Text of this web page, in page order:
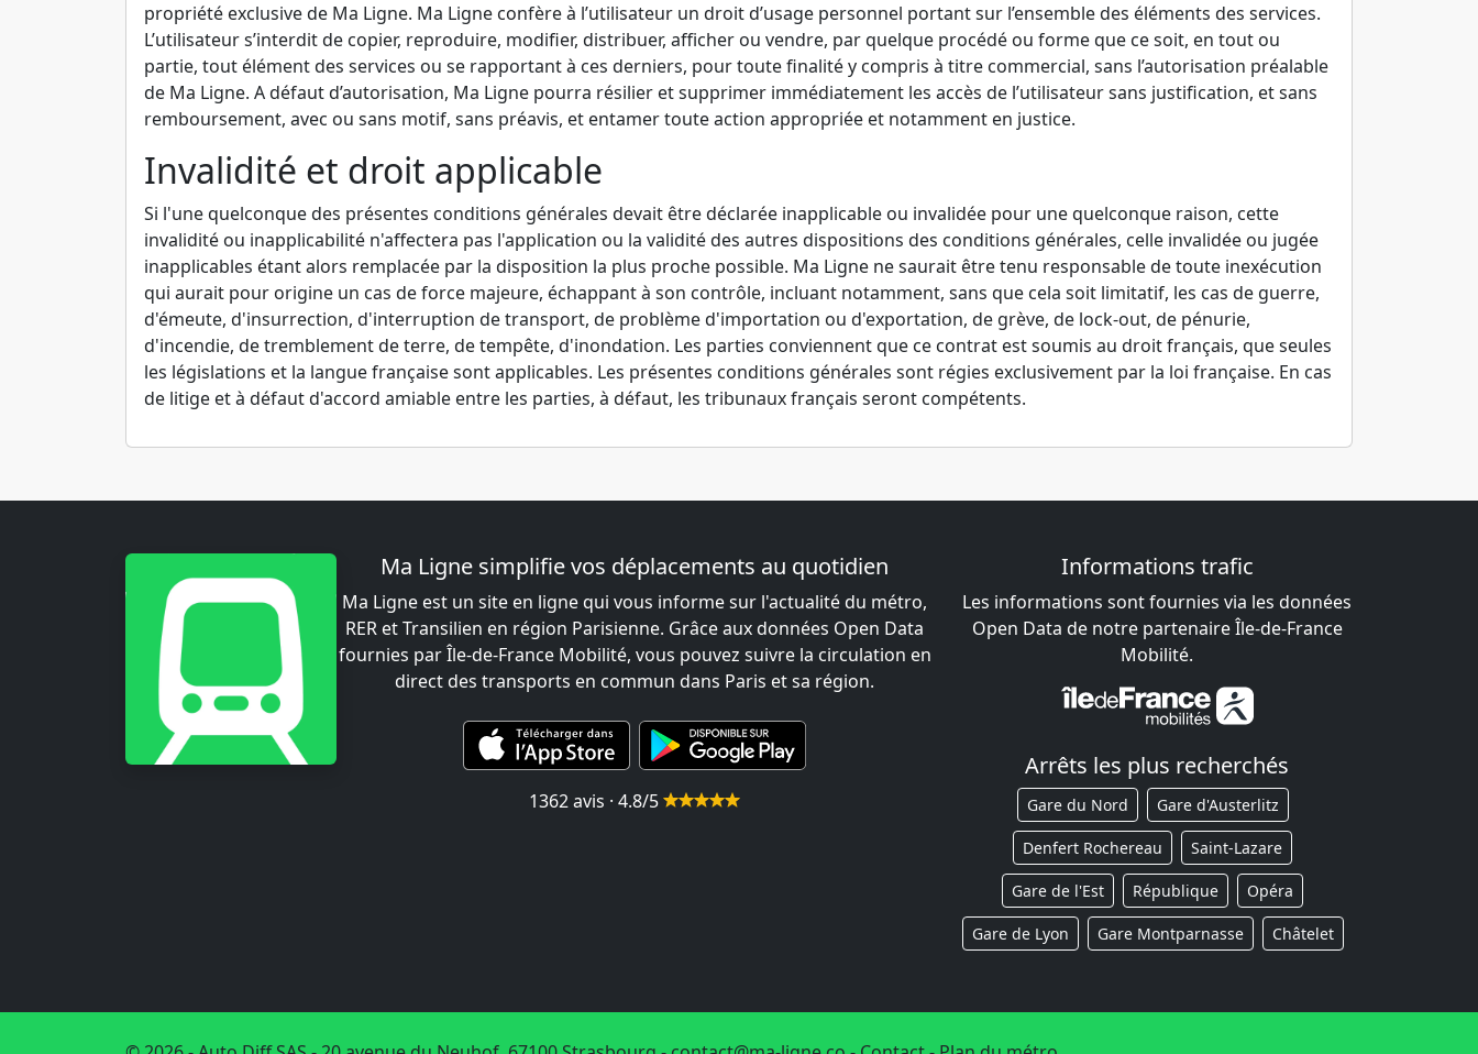
propriété exclusive de Ma Ligne. Ma Ligne confère à l’utilisateur un droit d’usage personnel portant sur l’ensemble des éléments des services.
L’utilisateur s’interdit de copier, reproduire, modifier, distribuer, afficher ou vendre, par quelque procédé ou forme que ce soit, en tout ou
partie, tout élément des services ou se rapportant à ces derniers, pour toute finalité y compris à titre commercial, sans l’autorisation préalable
de Ma Ligne. A défaut d’autorisation, Ma Ligne pourra résilier et supprimer immédiatement les accès de l’utilisateur sans justification, et sans
remboursement, avec ou sans motif, sans préavis, et entamer toute action appropriée et notamment en justice.
Invalidité et droit applicable
Si l'une quelconque des présentes conditions générales devait être déclarée inapplicable ou invalidée pour une quelconque raison, cette
invalidité ou inapplicabilité n'affectera pas l'application ou la validité des autres dispositions des conditions générales, celle invalidée ou jugée
inapplicables étant alors remplacée par la disposition la plus proche possible. Ma Ligne ne saurait être tenu responsable de toute inexécution
qui aurait pour origine un cas de force majeure, échappant à son contrôle, incluant notamment, sans que cela soit limitatif, les cas de guerre,
d'émeute, d'insurrection, d'interruption de transport, de problème d'importation ou d'exportation, de grève, de lock-out, de pénurie,
d'incendie, de tremblement de terre, de tempête, d'inondation. Les parties conviennent que ce contrat est soumis au droit français, que seules
les législations et la langue française sont applicables. Les présentes conditions générales sont régies exclusivement par la loi française. En cas
de litige et à défaut d'accord amiable entre les parties, à défaut, les tribunaux français seront compétents.
Ma Ligne simplifie vos déplacements au quotidien
Ma Ligne est un site en ligne qui vous informe sur l'actualité du métro,
RER et Transilien en région Parisienne. Grâce aux données Open Data
fournies par Île-de-France Mobilité, vous pouvez suivre la circulation en
direct des transports en commun dans Paris et sa région.
1362 avis · 4.8/5
Informations trafic
Les informations sont fournies via les données
Open Data de notre partenaire Île-de-France
Mobilité.
Arrêts les plus recherchés
Gare du Nord Gare d'Austerlitz
Denfert Rochereau Saint-Lazare
Gare de l'Est République Opéra
Gare de Lyon Gare Montparnasse Châtelet